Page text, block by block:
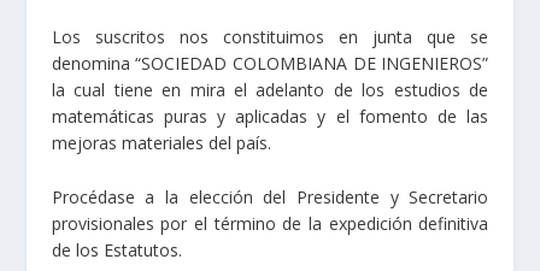
Los suscritos nos constituimos en junta que se
denomina “SOCIEDAD COLOMBIANA DE INGENIEROS”
la cual tiene en mira el adelanto de los estudios de
matemáticas puras y aplicadas y el fomento de las
mejoras materiales del país.
Procédase a la elección del Presidente y Secretario
provisionales por el término de la expedición definitiva
de los Estatutos.